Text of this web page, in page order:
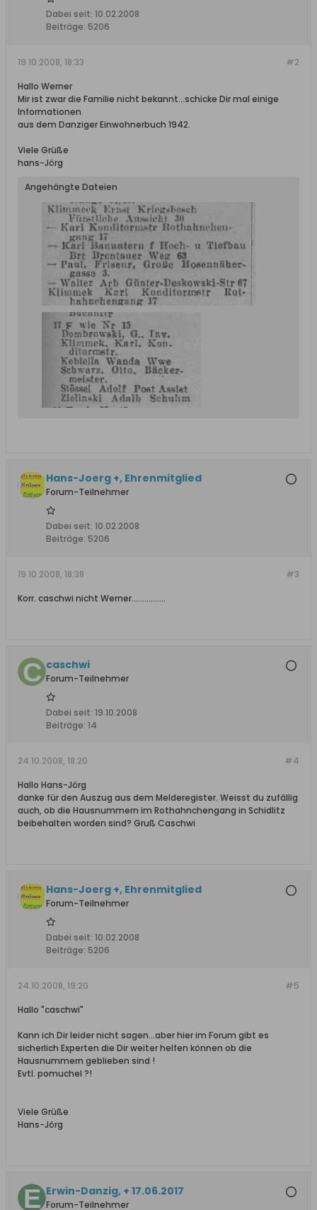
Dabei seit: 10.02.2008
Beiträge: 5206
#2
19.10.2008, 18:33
Hallo Werner
Mir ist zwar die Familie nicht bekannt...schicke Dir mal einige
Informationen
aus dem Danziger Einwohnerbuch 1942.
Viele Grüße
hans-Jörg
Angehängte Dateien
Hans-Joerg +, Ehrenmitglied
Forum-Teilnehmer
Dabei seit: 10.02.2008
Beiträge: 5206
#3
19.10.2008, 18:38
Korr. caschwi nicht Werner................
caschwi
Forum-Teilnehmer
Dabei seit: 19.10.2008
Beiträge: 14
#4
24.10.2008, 18:20
Hallo Hans-Jörg
danke für den Auszug aus dem Melderegister. Weisst du zufällig
auch, ob die Hausnummern im Rothahnchengang in Schidlitz
beibehalten worden sind? Gruß Caschwi
Hans-Joerg +, Ehrenmitglied
Forum-Teilnehmer
Dabei seit: 10.02.2008
Beiträge: 5206
#5
24.10.2008, 19:20
Hallo "caschwi"
Kann ich Dir leider nicht sagen...aber hier im Forum gibt es
sicherlich Experten die Dir weiter helfen können ob die
Hausnummern geblieben sind !
Evtl. pomuchel ?!
Viele Grüße
Hans-Jörg
Erwin-Danzig, + 17.06.2017
Forum-Teilnehmer